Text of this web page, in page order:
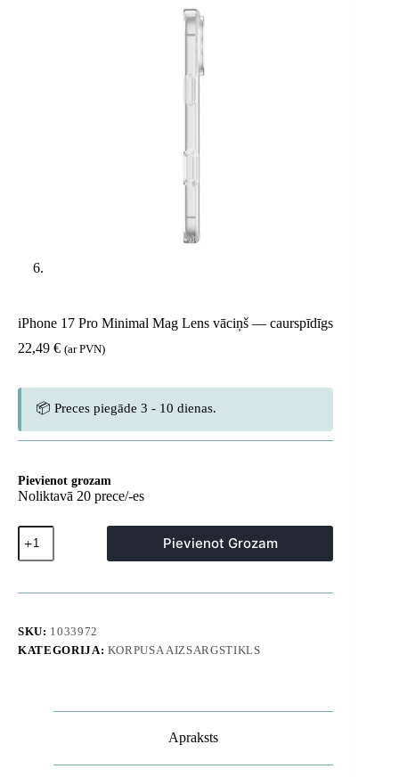
iPhone 17 Pro Minimal Mag Lens vāciņš — caurspīdīgs
22,49 € (ar PVN)
📦 Preces piegāde 3 - 10 dienas.
Pievienot grozam
Noliktavā 20 prece/-es
iPhone
17
Pro
Mag
—
caurspīdīgs
Pievienot Grozam
SKU: 1033972
KATEGORIJA: KORPUSA AIZSARGSTIKLS
Apraksts